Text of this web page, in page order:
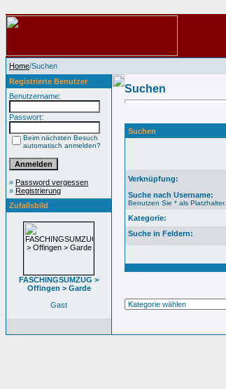
Home/Suchen
Registrierte Benutzer
Benutzername:
Passwort:
Beim nächsten Besuch
automatisch anmelden?
» Password vergessen
» Registrierung
Zufallsbild
FASCHINGSUMZUG >
Offingen > Garde
Gast
Suchen
Suchen
Verknüpfung:
Suche nach Username:
Benutzen Sie * als Platzhalter.
Kategorie:
Suche in Feldern: